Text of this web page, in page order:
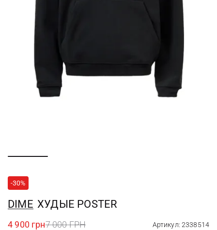
-30%
DIME ХУДЫЕ POSTER
4 900 грн7 000 ГРН Артикул: 2338514